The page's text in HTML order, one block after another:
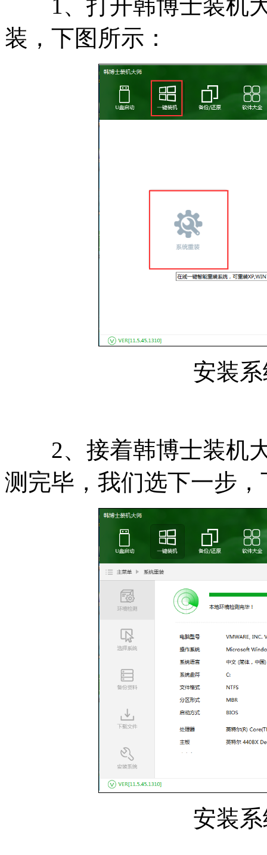
1、打开韩博士装机大
装，下图所示：
安装
2、接着韩博士装机大
测完毕，我们选下一步，
安装